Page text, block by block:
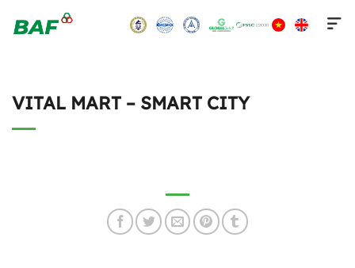
VITAL MART – SMART CITY